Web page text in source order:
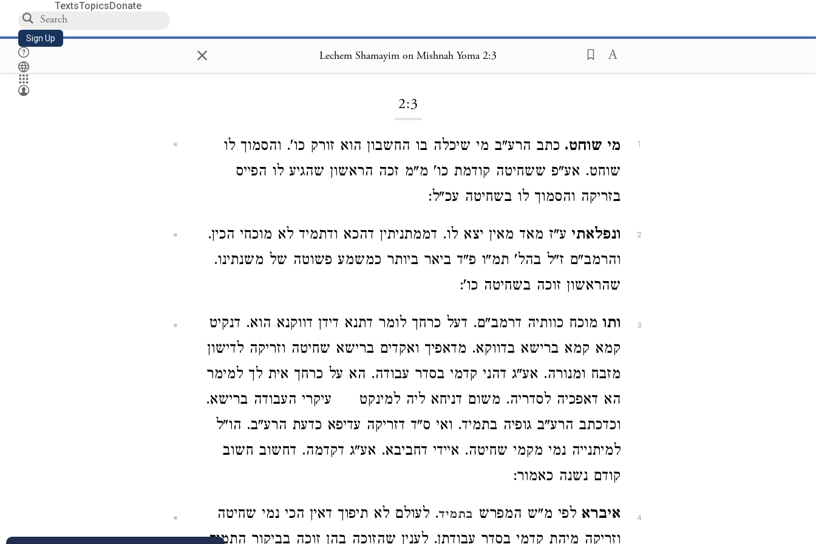
TextsTopicsDonate
Sign Up × Lechem Shamayim on Mishnah Yoma 2:3
2:3
1 מי שוחט. כתב הרע"ב מי שיכלה בו החשבון הוא זורק כו'. והסמוך לו
שוחט. אע"פ ששחיטה קודמת כו' מ"מ זכה הראשון שהגיע לו הפייס
בזריקה והסמוך לו בשחיטה עכ"ל:
2 ונפלאתי ע"ז מאד מאין יצא לו. דממתניתין דהכא ודתמיד לא מוכחי הכין.
והרמב"ם ז"ל בהל' תמ"ו פ"ד ביאר ביותר כמשמע פשוטה של משנתינו.
שהראשון זוכה בשחיטה כו':
3 ותו מוכח כוותיה דרמב"ם. דעל כרחך לומר דתנא דידן דווקנא הוא. דנקיט
קמא קמא ברישא בדווקא. מדאפיך ואקדים ברישא שחיטה וזריקה לדישון
מזבח ומנורה. אע"ג דהני קדמי בסדר עבודה. הא על כרחך אית לך למימר
הא דאפכיה לסדריה. משום דניחא ליה למינקט עיקרי העבודה ברישא.
וכדכתב הרע"ב גופיה בתמיד. ואי ס"ד דזריקה עדיפא כדעת הרע"ב. הו"ל
למיתנייה נמי מקמי שחיטה. איידי דחביבא. אע"ג דקדמה. דחשוב חשוב
קודם נשנה כאמור:
4 איברא לפי מ"ש המפרש בתמיד. לעולם לא תיפוך דאין הכי נמי שחיטה